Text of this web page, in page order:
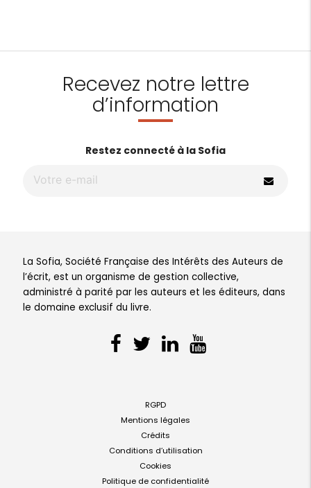
Recevez notre lettre
d’information
Restez connecté à la Sofia
La Sofia, Société Française des Intérêts des Auteurs de
l’écrit, est un organisme de gestion collective,
administré à parité par les auteurs et les éditeurs, dans
le domaine exclusif du livre.
RGPD
Mentions légales
Crédits
Conditions d’utilisation
Cookies
Politique de confidentialité